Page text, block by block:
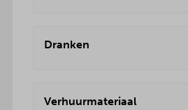
Dranken
Verhuurmateriaal